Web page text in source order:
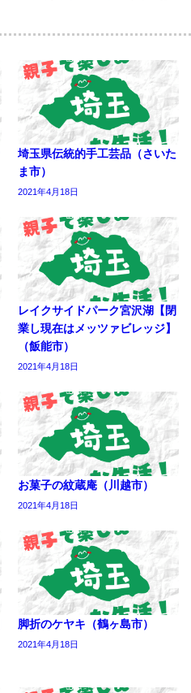
埼玉県伝統的手工芸品（さいた
ま市）
2021年4月18日
レイクサイドパーク宮沢湖【閉
業し現在はメッツァビレッジ】
（飯能市）
2021年4月18日
お菓子の紋蔵庵（川越市）
2021年4月18日
脚折のケヤキ（鶴ヶ島市）
2021年4月18日